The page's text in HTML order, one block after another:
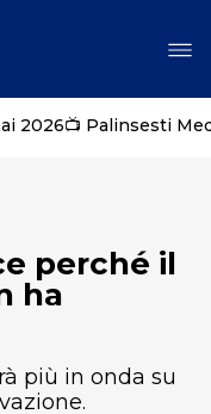
2026📺 Palinsesti
perché il
ha
più in onda su